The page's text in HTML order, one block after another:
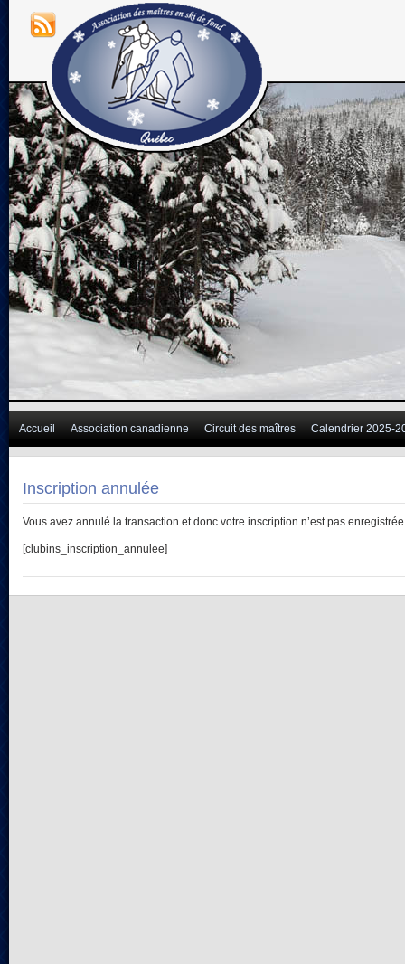
Accueil Association canadienne Circuit des maîtres Calendrier 2025-
Inscription annulée
Vous avez annulé la transaction et donc votre inscription n’est pas
[clubins_inscription_annulee]